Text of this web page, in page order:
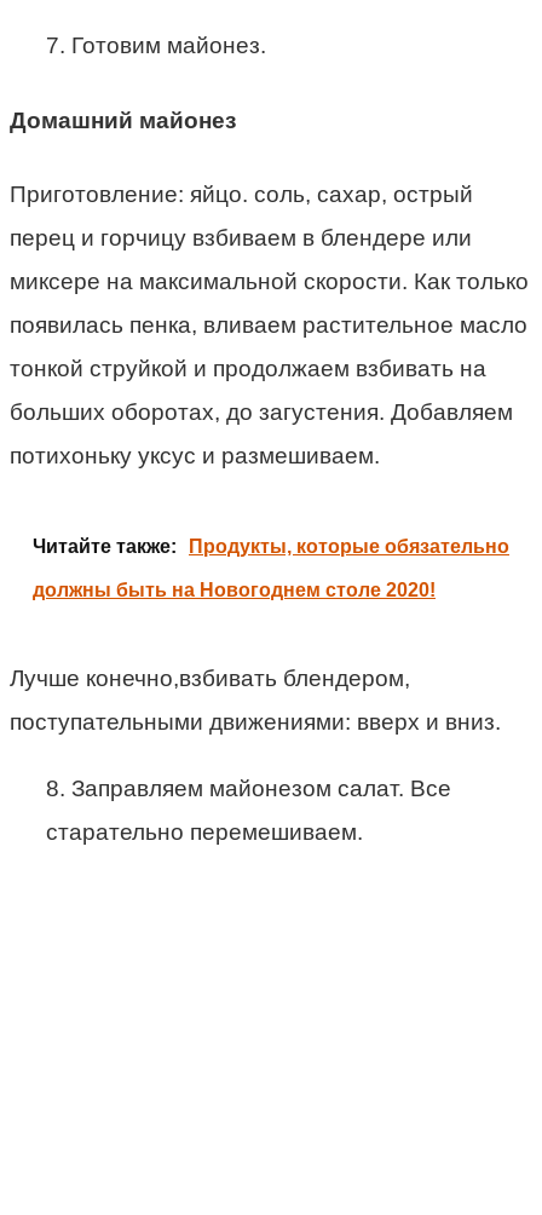
7. Готовим майонез.
Домашний майонез
Приготовление: яйцо. соль, сахар, острый
перец и горчицу взбиваем в блендере или
миксере на максимальной скорости. Как только
появилась пенка, вливаем растительное масло
тонкой струйкой и продолжаем взбивать на
больших оборотах, до загустения. Добавляем
потихоньку уксус и размешиваем.
Читайте также: Продукты, которые обязательно
должны быть на Новогоднем столе 2020!
Лучше конечно,взбивать блендером,
поступательными движениями: вверх и вниз.
8. Заправляем майонезом салат. Все
старательно перемешиваем.